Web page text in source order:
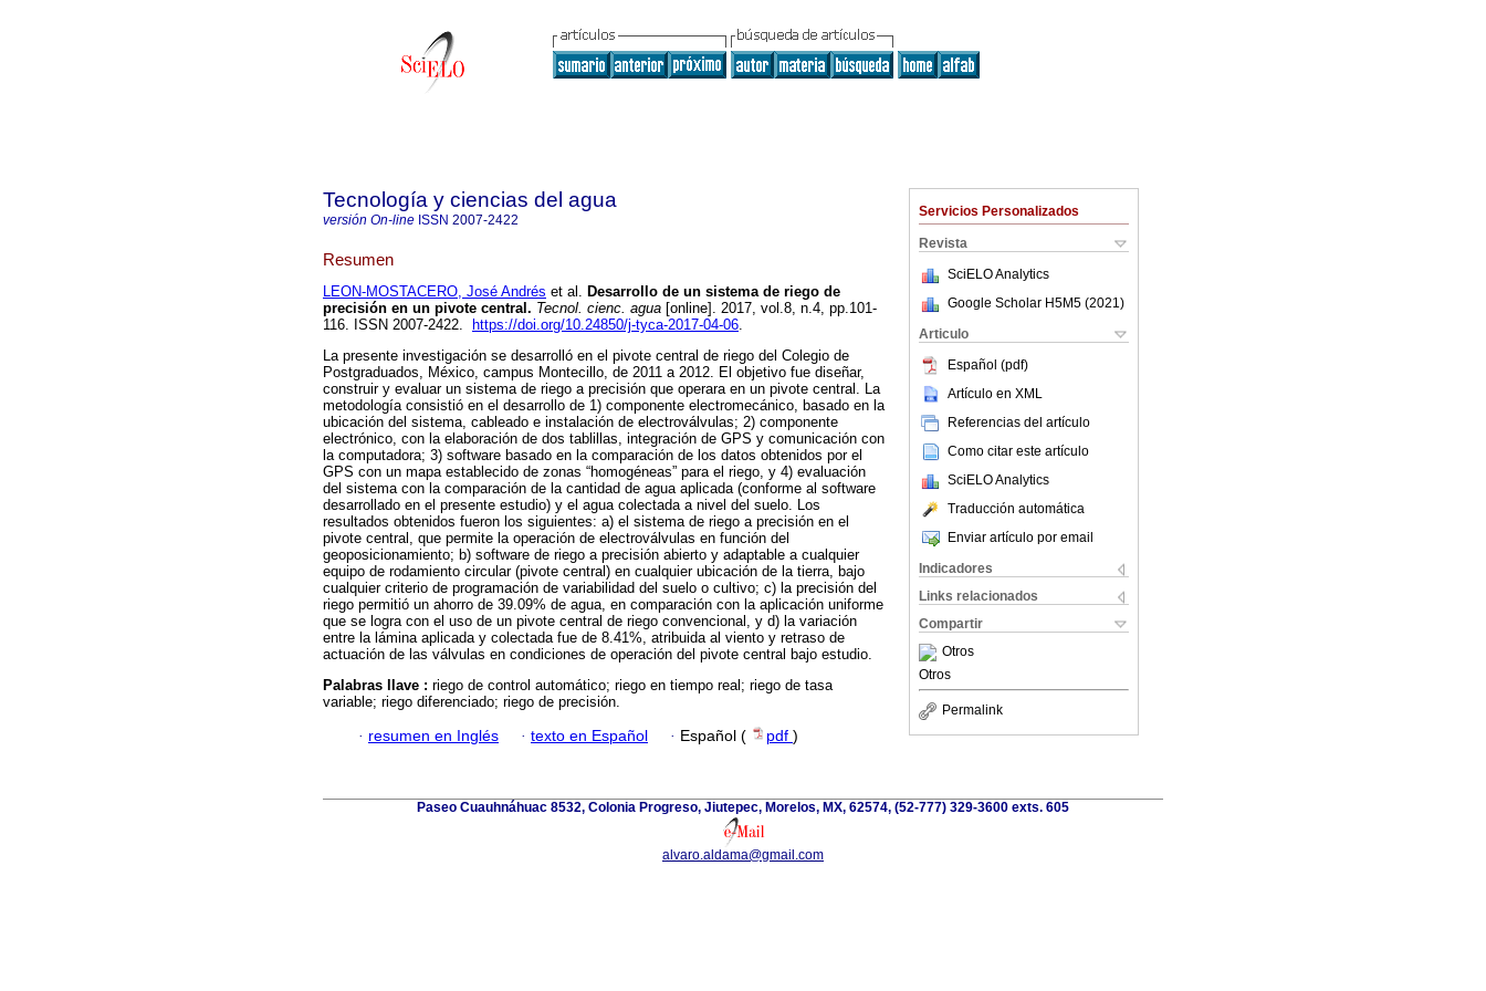
Servicios Personalizados
Revista
SciELO Analytics
Google Scholar H5M5 (2021 )
Articulo
Español (pdf)
Artículo en XML
Referencias del artículo
Como citar este artículo
SciELO Analytics
Traducción automática
Enviar artículo por email
Indicadores
Links relacionados
Compartir
Otros
Otros
Permalink
Tecnología y ciencias del agua
versión On-line ISSN 2007-2422
Resumen
LEON-MOSTACERO, José Andrés et al. Desarrollo de un sistema de riego de
precisión en un pivote central. Tecnol. cienc. agua [online]. 2017, vol.8, n.4, pp.101-
116. ISSN 2007-2422.
https://doi.org/10.24850/j-tyca-2017-04-06.
La presente investigación se desarrolló en el pivote central de riego del Colegio de
Postgraduados, México, campus Montecillo, de 2011 a 2012. El objetivo fue diseñar,
construir y evaluar un sistema de riego a precisión que operara en un pivote central. La
metodología consistió en el desarrollo de 1) componente electromecánico, basado en la
ubicación del sistema, cableado e instalación de electroválvulas; 2) componente
electrónico, con la elaboración de dos tablillas, integración de GPS y comunicación con
la computadora; 3) software basado en la comparación de los datos obtenidos por el
GPS con un mapa establecido de zonas “homogéneas” para el riego, y 4) evaluación
del sistema con la comparación de la cantidad de agua aplicada (conforme al software
desarrollado en el presente estudio) y el agua colectada a nivel del suelo. Los
resultados obtenidos fueron los siguientes: a) el sistema de riego a precisión en el
pivote central, que permite la operación de electroválvulas en función del
geoposicionamiento; b) software de riego a precisión abierto y adaptable a cualquier
equipo de rodamiento circular (pivote central) en cualquier ubicación de la tierra, bajo
cualquier criterio de programación de variabilidad del suelo o cultivo; c) la precisión del
riego permitió un ahorro de 39.09% de agua, en comparación con la aplicación uniforme
que se logra con el uso de un pivote central de riego convencional, y d) la variación
entre la lámina aplicada y colectada fue de 8.41%, atribuida al viento y retraso de
actuación de las válvulas en condiciones de operación del pivote central bajo estudio.
Palabras llave : riego de control automático; riego en tiempo real; riego de tasa
variable; riego diferenciado; riego de precisión.
· resumen en Inglés · texto en Español · Español ( pdf )
Paseo Cuauhnáhuac 8532, Colonia Progreso, Jiutepec, Morelos, MX, 62574, (52-777) 329-3600 exts. 605
alvaro.aldama@gmail.com